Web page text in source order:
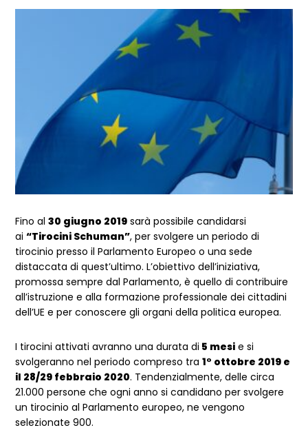
Fino al30 giugno 2019 sarà possibile candidarsi
ai“Tirocini Schuman”, per svolgere un periodo di
tirocinio presso il Parlamento Europeo o una sede
distaccata di quest’ultimo. L’obiettivo dell’iniziativa,
promossa sempre dal Parlamento, è quello di contribuire
all’istruzione e alla formazione professionale dei cittadini
dell’UE e per conoscere gli organi della politica europea.
I tirocini attivati avranno una durata di 5 mesi e si
svolgeranno nel periodo compreso tra1° ottobre 2019 e
il 28/29 febbraio 2020. Tendenzialmente, delle circa
21.000 persone che ogni anno si candidano per svolgere
un tirocinio al Parlamento europeo, ne vengono
selezionate 900.